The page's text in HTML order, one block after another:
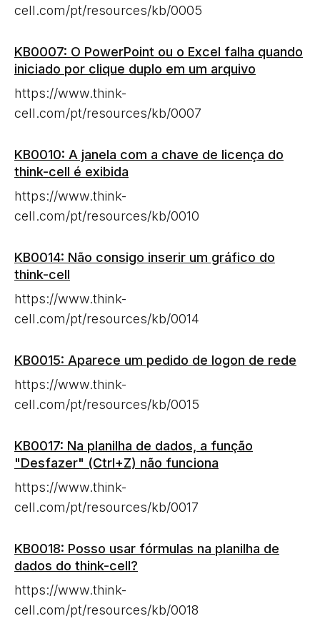
cell.com/pt/resources/kb/0005
KB0007: O PowerPoint ou o Excel falha quando
iniciado por clique duplo em um arquivo
https://www.think-
cell.com/pt/resources/kb/0007
KB0010: A janela com a chave de licença do
think-cell é exibida
https://www.think-
cell.com/pt/resources/kb/0010
KB0014: Não consigo inserir um gráfico do
think-cell
https://www.think-
cell.com/pt/resources/kb/0014
KB0015: Aparece um pedido de logon de rede
https://www.think-
cell.com/pt/resources/kb/0015
KB0017: Na planilha de dados, a função
"Desfazer" (Ctrl+Z) não funciona
https://www.think-
cell.com/pt/resources/kb/0017
KB0018: Posso usar fórmulas na planilha de
dados do think-cell?
https://www.think-
cell.com/pt/resources/kb/0018